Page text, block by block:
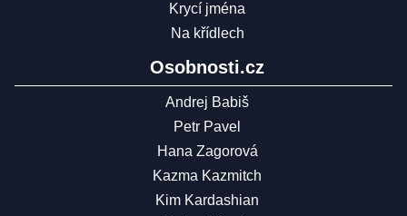
Krycí jména
Na křídlech
Osobnosti.cz
Andrej Babiš
Petr Pavel
Hana Zagorová
Kazma Kazmitch
Kim Kardashian